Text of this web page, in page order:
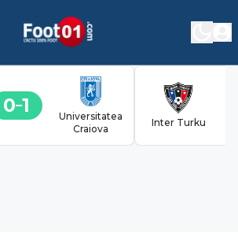
0 1
Universitatea
Craiova
Inter Turku